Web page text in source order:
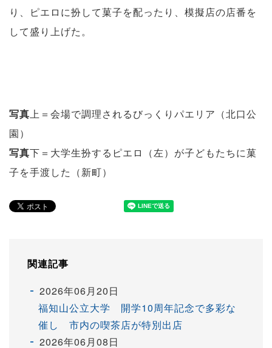
り、ピエロに扮して菓子を配ったり、模擬店の店番を
して盛り上げた。
写真上＝会場で調理されるびっくりパエリア（北口公
園）
写真下＝大学生扮するピエロ（左）が子どもたちに菓
子を手渡した（新町）
関連記事
2026年06月20日
福知山公立大学 開学10周年記念で多彩な
催し 市内の喫茶店が特別出店
2026年06月08日